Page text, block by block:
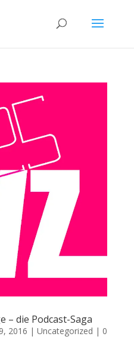
– die Podcast-Saga
2016 | Uncategorized | 0